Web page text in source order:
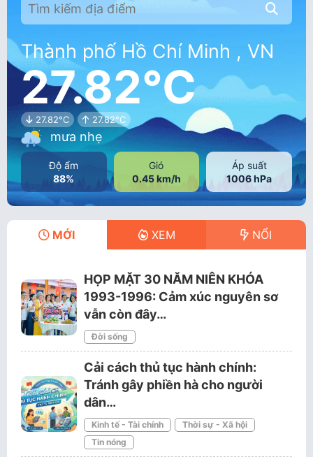
Thành phố Hồ Chí Minh , VN
27.82°C
27.82°C 27.82°C
mưa nhẹ
Độ ẩm
88%
Gió
0.45 km/h
Áp suất
1006 hPa
MỚI XEM NỔI
HỌP MẶT 30 NĂM NIÊN KHÓA
1993-1996: Cảm xúc nguyên sơ
vẫn còn đây…
Đời sống
Cải cách thủ tục hành chính:
Tránh gây phiền hà cho người
dân…
Kinh tế - Tài chính
Thời sự - Xã hội
Tin nóng